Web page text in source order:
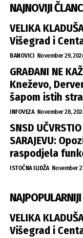
NAJNOVIJI
VELIKA
Višegrad i
BANOVICI November 29,
GRAĐANI NE
Kneževo,
šapom istih
INFOVEZA November 28,
SNSD
SARAJEVU:
raspodjela
ISTOČNA ILIDŽA November
VELIKA
Višegrad i